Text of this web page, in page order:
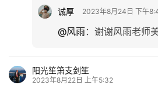
诚厚 2023年8月24日 下午
@风雨： 谢谢风雨老师美
阳光笙箫支剑笙
2023年8月22日 上午5:32